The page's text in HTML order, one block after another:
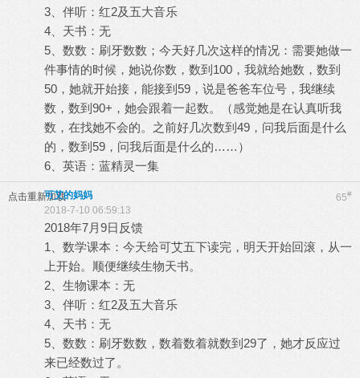
3、伴听：红2及五大音乐
4、天书：无
5、数数：刷牙数数；今天好几次这样的情况：需要她做一
件事情的时候，她说你数，数到100，我就给她数，数到
50，她就开始接，能接到59，说是爸爸车位号，我继续
数，数到90+，她会跟着一起数。（感觉她是在认真听我
数，在找她不会的。之前好几次数到49，问我后面是什么
的，数到59，问我后面是什么的……）
6、英语：蓝精灵一集
点击重新加载 65#
可艾的妈妈
2018-7-10 06:59:13
2018年7月9日反馈
1、数学课本：今天给可艾五下读完，明天开始回滚，从一
上开始。顺便继续生物天书。
2、生物课本：无
3、伴听：红2及五大音乐
4、天书：无
5、数数：刷牙数数，数着数着就数到29了，她才反应过
来已经数过了。